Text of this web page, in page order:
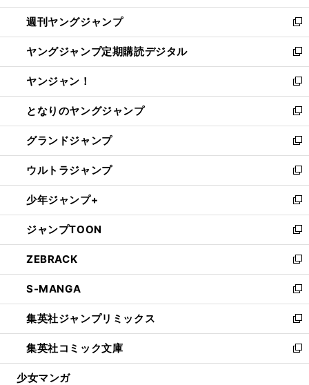
開
く
ウ
で
開
く
ン
ド
ウ
で
開
く
ウ
ィ
ン
ド
ウ
で
開
く
週刊ヤングジャンプ
新
し
い
ウ
ィ
ン
ド
ウ
で
開
く
ヤングジャンプ定期購読デジタル
新
し
い
ウ
ィ
ン
ド
ウ
で
開
く
ヤンジャン！
新
し
い
ウ
ィ
ン
ド
ウ
で
開
く
となりのヤングジャンプ
新
し
い
ウ
ィ
ン
ド
ウ
で
開
く
グランドジャンプ
新
し
い
ウ
ィ
ン
ド
ウ
で
開
く
ウルトラジャンプ
新
し
い
ウ
ィ
ン
ド
ウ
で
開
く
少年ジャンプ+
新
し
い
ウ
ィ
ン
ド
ウ
で
開
く
ジャンプTOON
新
し
い
ウ
ィ
ン
ド
ウ
で
開
ZEBRACK
新
し
い
ウ
ィ
ン
ド
ウ
S-MANGA
新
し
い
ウ
ィ
ン
集英社ジャンプリミックス
新
し
い
ウ
集英社コミック文庫
新
し
少女マンガ